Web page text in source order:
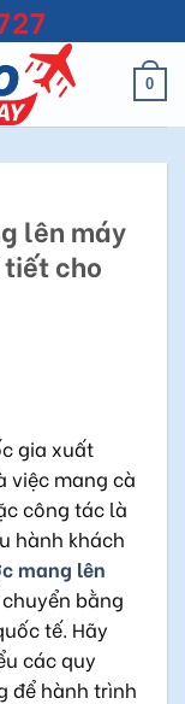
0
lên máy
cho
gia xuất
việc mang cà
công tác là
hành khách
mang lên
chuyển bằng
tế. Hãy
các quy
để hành trình